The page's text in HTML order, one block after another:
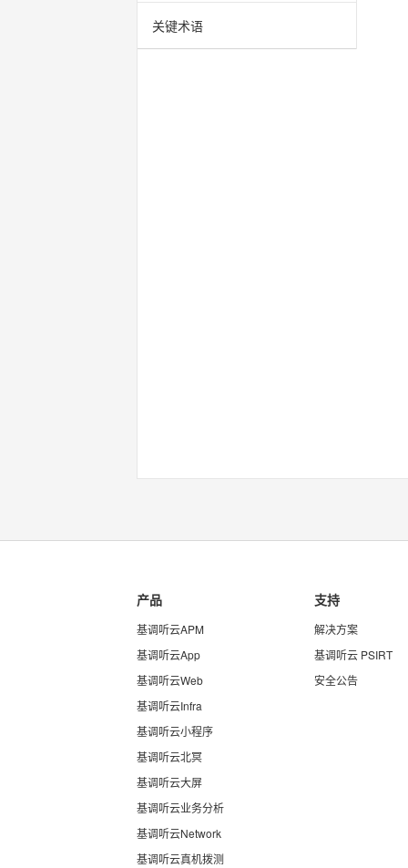
关键术语
产品
基调听云APM
基调听云App
基调听云Web
基调听云Infra
基调听云小程序
基调听云北冥
基调听云大屏
基调听云业务分析
基调听云Network
基调听云真机拨测
支持
解决方案
基调听云 PSIRT
安全公告